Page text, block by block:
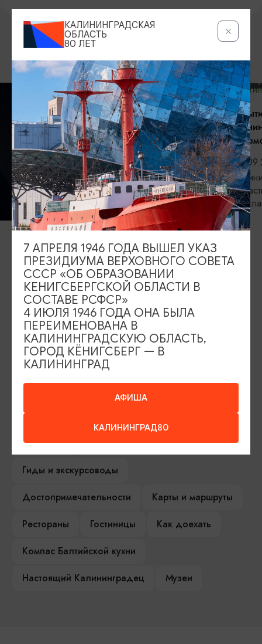
ВОЗМОЖНО ВАС ЗАИНТЕРЕСУЕТ
ВЫСТАВКИ
06.08.2026 - 05.09.2026
Калининград, Калининградский
областной историко-художественный
музей
КОНЦЕРТЫ
Открытие
филармонии
06.09.2026,
областная
Светланова
ИЩИТЕ ТАКЖЕ НА НАШЕМ САЙТЕ
Серебряное ожерелье
Туры и экскурсии
Сувениры
Гостевая книга
Гиды и экскурсоводы
Достопримечательности
Карты и маршруты
Рестораны
Гостиницы
Как доехать
Компас Балтийской кухни
Настоящий Калининградец
Музеи
КАЛИНИНГРАДСКАЯ
ОБЛАСТЬ
80 ЛЕТ
АФИША
КАЛИНИНГРАД80
7 АПРЕЛЯ 1946 ГОДА ВЫШЕЛ УКАЗ
ПРЕЗИДИУМА ВЕРХОВНОГО СОВЕТА
СССР «ОБ ОБРАЗОВАНИИ
КЕНИГСБЕРГСКОЙ ОБЛАСТИ В
СОСТАВЕ РСФСР»
4 ИЮЛЯ 1946 ГОДА ОНА БЫЛА
ПЕРЕИМЕНОВАНА В
КАЛИНИНГРАДСКУЮ ОБЛАСТЬ,
ГОРОД КЁНИГСБЕРГ — В
КАЛИНИНГРАД